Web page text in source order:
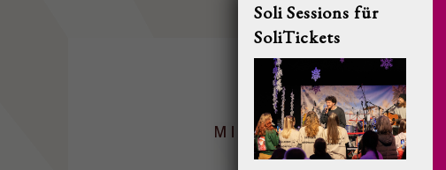
Soli Sessions für
SoliTickets